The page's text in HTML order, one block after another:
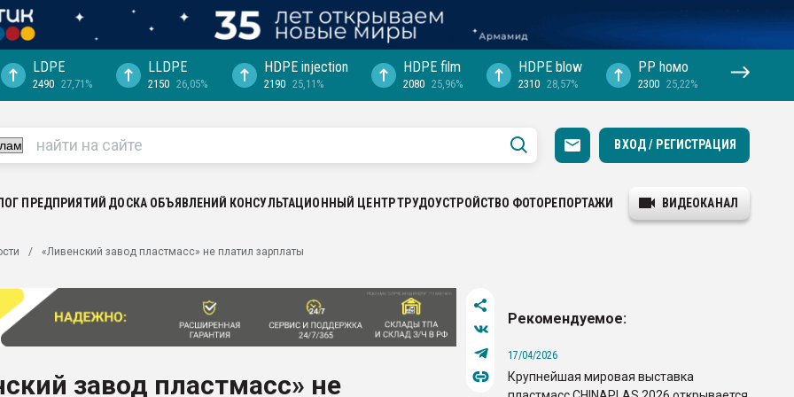
выходит на
рынке
LDPE
2490 27,71%
LLDPE
2150 26,05%
HDPE injection
2190 25,11%
HDPE film
2080 25,96%
HDPE blow
2310 28,57%
PP hомо
2300 25,22%
ВХОД / РЕГИСТРАЦИЯ
ПРЕДПРИЯТИЙ ДОСКА ОБЪЯВЛЕНИЙ КОНСУЛЬТАЦИОННЫЙ ЦЕНТРТРУДОУСТРОЙСТВО ФОТОРЕПОРТАЖИ ВИДЕОКАНАЛ
«Ливенский завод пластмасс» не платил зарплаты
завод пластмасс» не
Рекомендуемое:
17/04/2026
Крупнейшая мировая выставка